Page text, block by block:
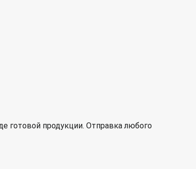
готовой продукции. Отправка любого